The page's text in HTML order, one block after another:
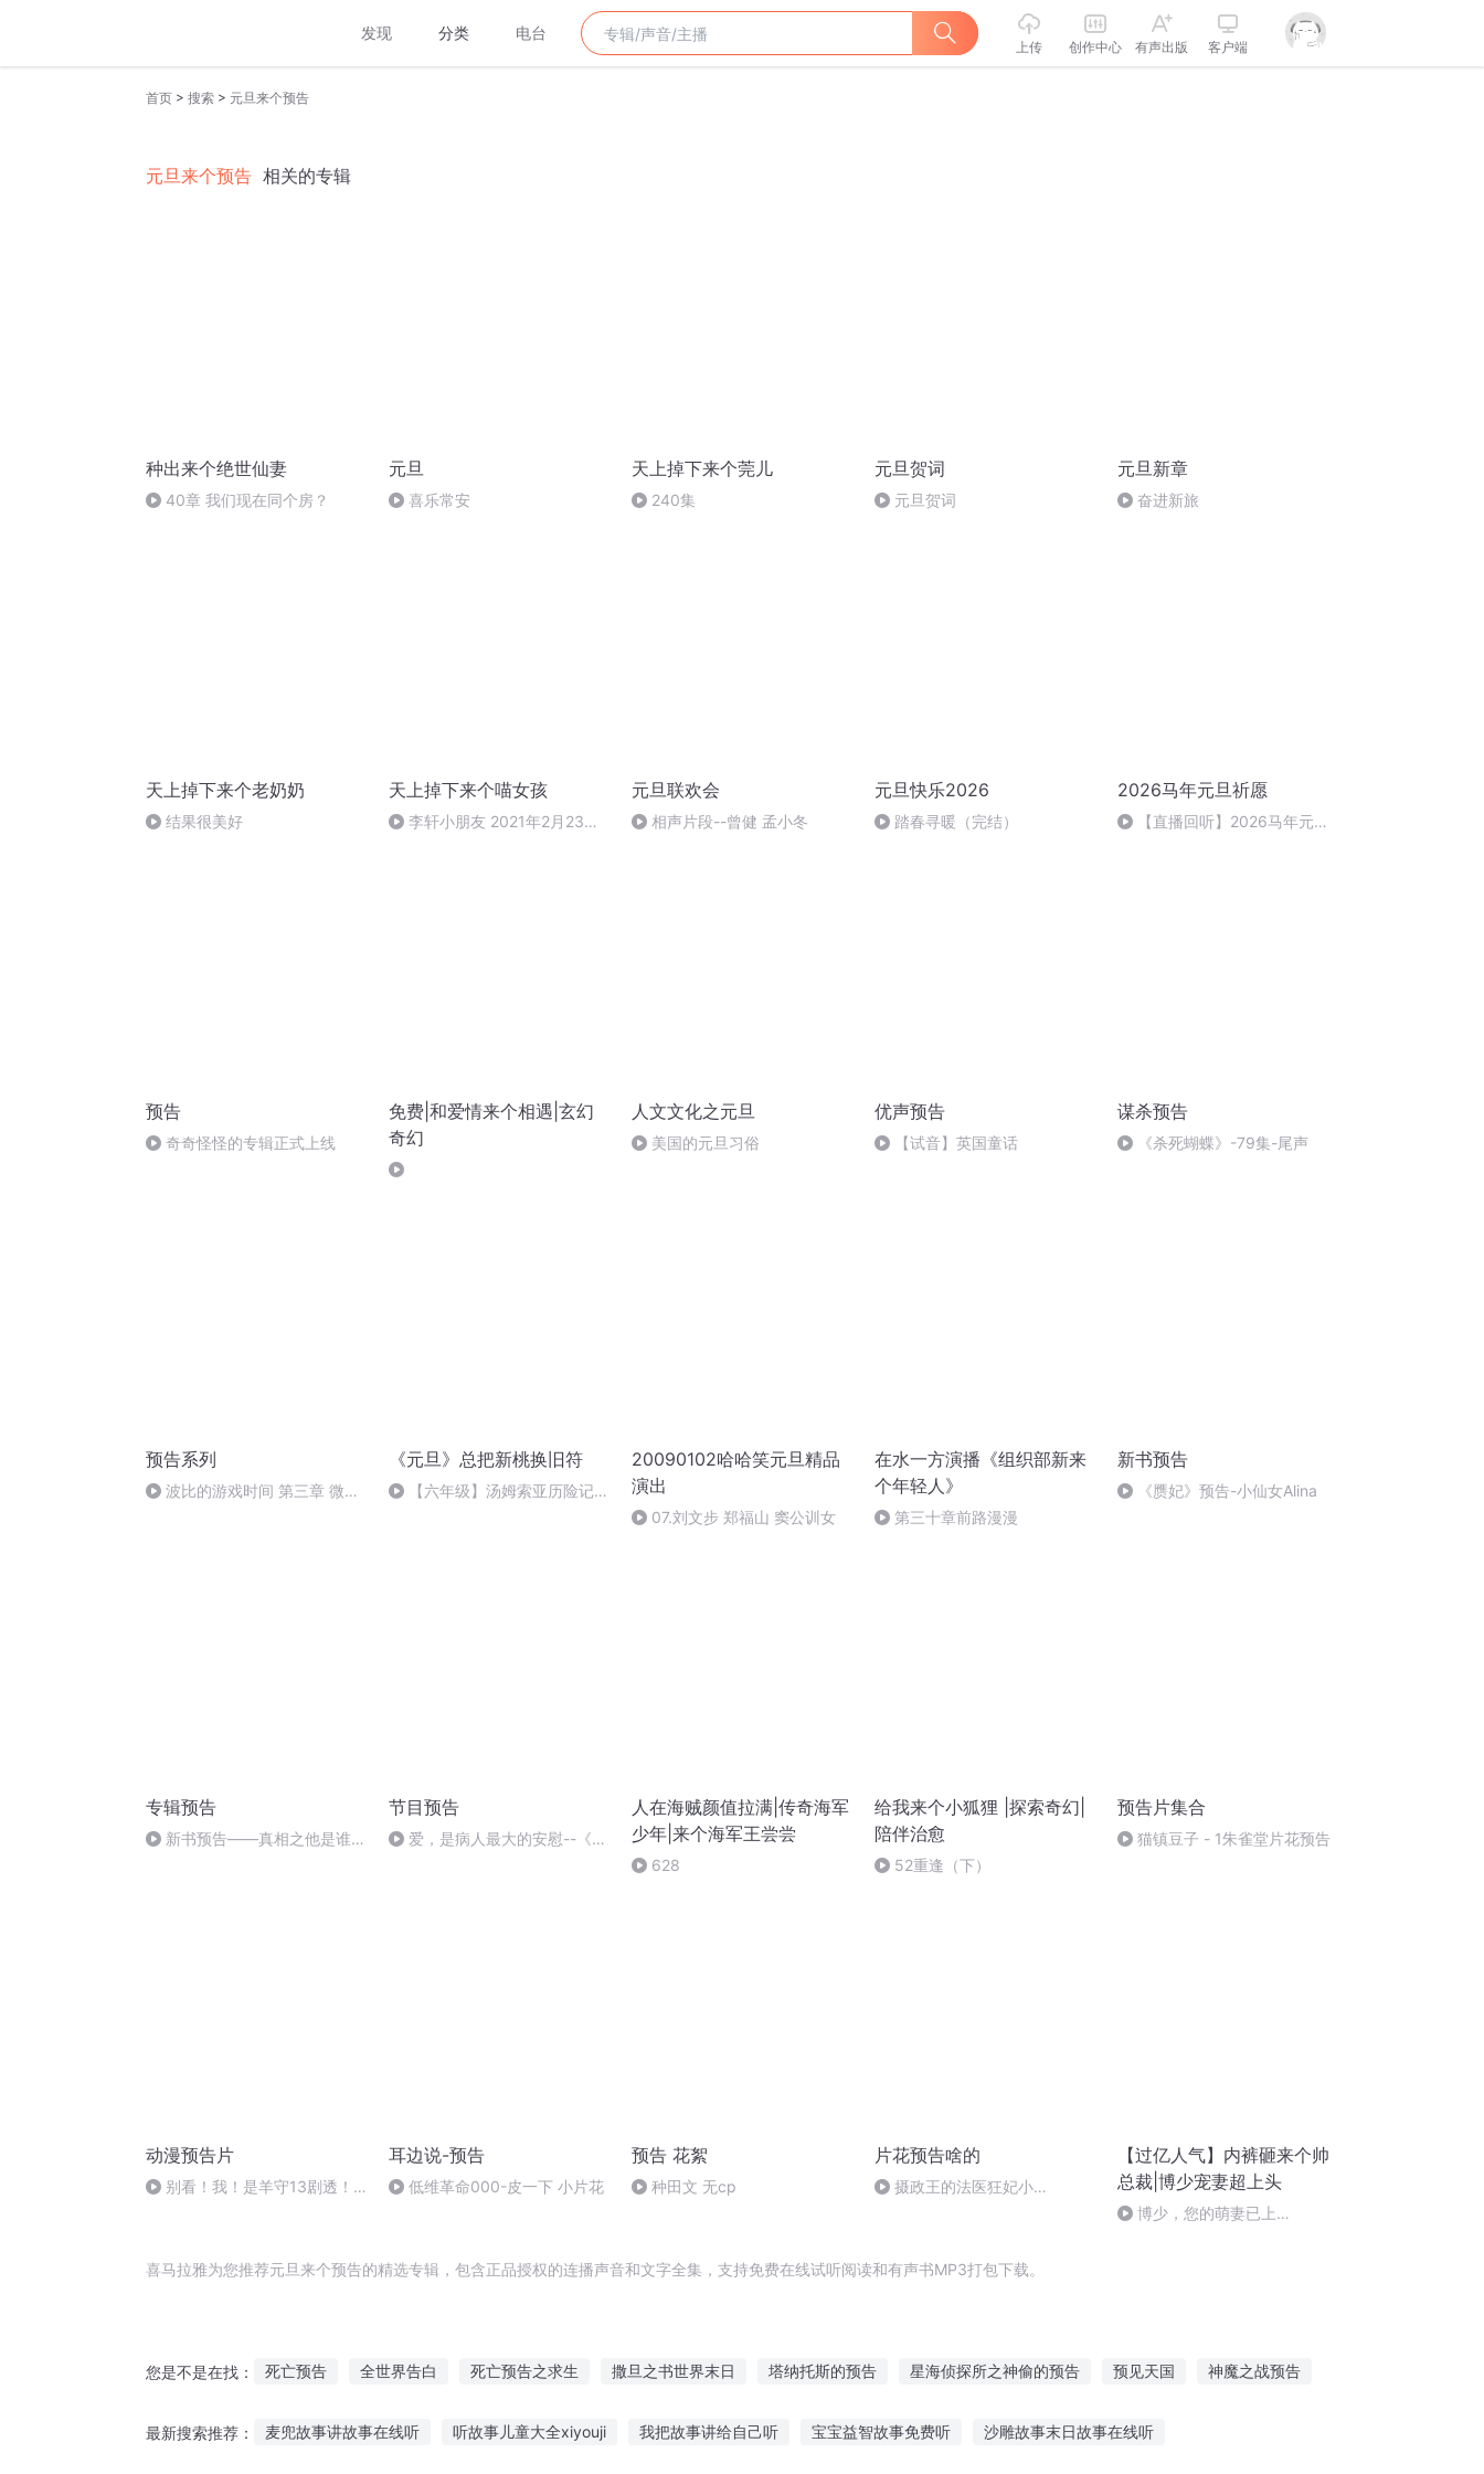
发现 分类 电台
上传 创作中心 有声出版 客户端
首页 > 搜索 > 元旦来个预告
元旦来个预告 相关的专辑
种出来个绝世仙妻
40章 我们现在同个房？
元旦
喜乐常安
天上掉下来个莞儿
240集
元旦贺词
元旦贺词
元旦新章
奋进新旅
天上掉下来个老奶奶
结果很美好
天上掉下来个喵女孩
李轩小朋友 2021年2月23日
元旦联欢会
相声片段--曾健 孟小冬
元旦快乐2026
踏春寻暖（完结）
2026马年元旦祈愿
【直播回听】2026马年元旦
预告
奇奇怪怪的专辑正式上线
免费|和爱情来个相遇|玄幻
奇幻
人文文化之元旦
美国的元旦习俗
优声预告
【试音】英国童话
谋杀预告
《杀死蝴蝶》-79集-尾声
预告系列
波比的游戏时间 第三章 微电
《元旦》总把新桃换旧符
【六年级】汤姆索亚历险记
20090102哈哈笑元旦精品
演出
07.刘文步 郑福山 窦公训女
在水一方演播《组织部新来
个年轻人》
第三十章前路漫漫
新书预告
《赝妃》预告-小仙女Alina
专辑预告
新书预告——真相之他是谁片
节目预告
爱，是病人最大的安慰--《我
人在海贼颜值拉满|传奇海军
少年|来个海军王尝尝
628
给我来个小狐狸 |探索奇幻|
陪伴治愈
52重逢（下）
预告片集合
猫镇豆子 - 1朱雀堂片花预告
动漫预告片
别看！我！是羊守13剧透！
耳边说-预告
低维革命000-皮一下 小片花
预告 花絮
种田文 无cp
片花预告啥的
摄政王的法医狂妃小
【过亿人气】内裤砸来个帅
总裁|博少宠妻超上头
博少，您的萌妻已上
喜马拉雅为您推荐元旦来个预告的精选专辑，包含正品授权的连播声音和文字全集，支持免费在线试听阅读和有声书MP3打包下载。
您是不是在找： 死亡预告 全世界告白 死亡预告之求生 撒旦之书世界末日 塔纳托斯的预告 星海侦探所之神偷的预告 预见天国 神魔之战预告
最新搜索推荐： 麦兜故事讲故事在线听 听故事儿童大全xiyouji 我把故事讲给自己听 宝宝益智故事免费听 沙雕故事末日故事在线听